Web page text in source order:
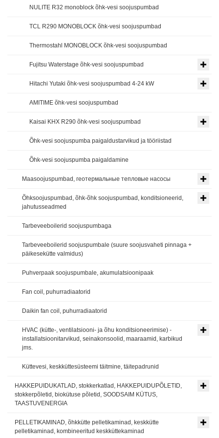
NULITE R32 monoblock õhk-vesi soojuspumbad
TCL R290 MONOBLOCK õhk-vesi soojuspumbad
Thermostahl MONOBLOCK õhk-vesi soojuspumbad
Fujitsu Waterstage õhk-vesi soojuspumbad
Hitachi Yutaki õhk-vesi soojuspumbad 4-24 kW
AMITIME õhk-vesi soojuspumbad
Kaisai KHX R290 õhk-vesi soojuspumbad
Õhk-vesi soojuspumba paigaldustarvikud ja tööriistad
Õhk-vesi soojuspumba paigaldamine
Maasoojuspumbad, геотермальные тепловые насосы
Õhksoojuspumbad, õhk-õhk soojuspumbad, konditsioneerid,
jahutusseadmed
Tarbeveeboilerid soojuspumbaga
Tarbeveeboilerid soojuspumbale (suure soojusvaheti pinnaga +
päikesekütte valmidus)
Puhverpaak soojuspumbale, akumulatsioonipaak
Fan coil, puhurradiaatorid
Daikin fan coil, puhurradiaatorid
HVAC (kütte-, ventilatsiooni- ja õhu konditsioneerimise) -
installatsioonitarvikud, seinakonsoolid, maaraamid, karbikud
jms.
Küttevesi, keskküttesüsteemi täitmine, täitepadrunid
HAKKEPUIDUKATLAD, stokkerkatlad, HAKKEPUIDUPÕLETID,
stokkerpõletid, biokütuse põletid, SOODSAIM KÜTUS,
TAASTUVENERGIA
PELLETIKAMINAD, õhkkütte pelletikaminad, keskkütte
pelletikaminad, kombineeritud keskküttekaminad